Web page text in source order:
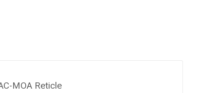
MOA Reticle